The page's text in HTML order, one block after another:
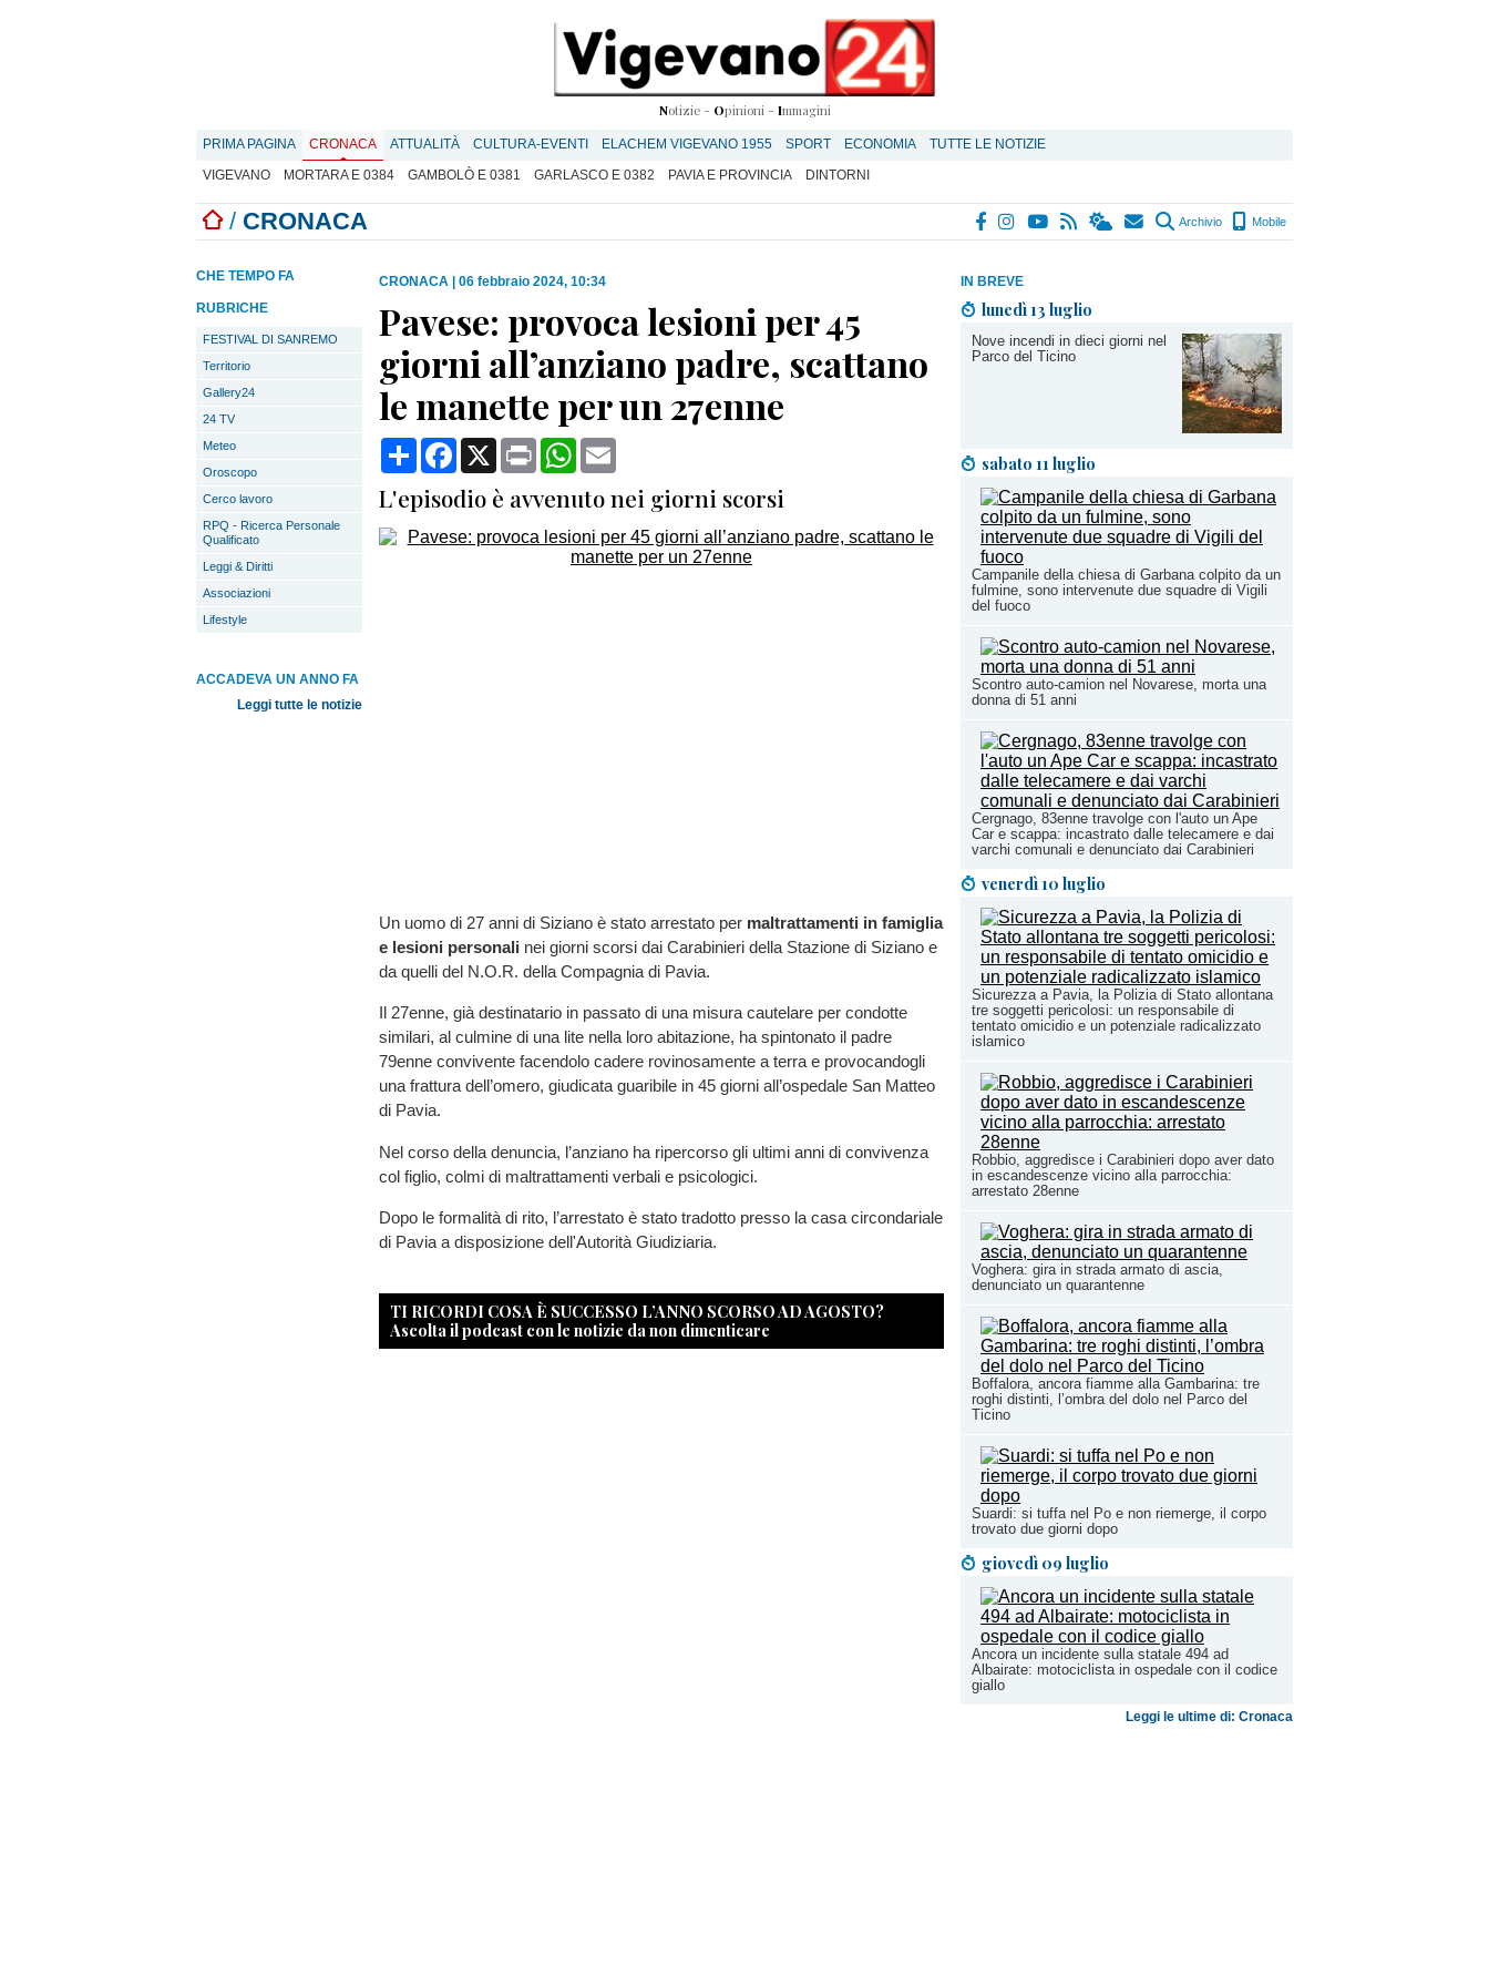
Notizie - Opinioni - Immagini
PRIMA PAGINA CRONACA ATTUALITÀ CULTURA-EVENTI ELACHEM VIGEVANO 1955 SPORT ECONOMIA
TUTTE LE NOTIZIE
VIGEVANO
MORTARA E 0384 GAMBOLÒ E 0381 GARLASCO E 0382 PAVIA E PROVINCIA DINTORNI
/ CRONACA Archivio Mobile
IN BREVE
lunedì 13 luglio
Nove incendi in dieci giorni nel
Parco del Ticino
sabato 11 luglio
Campanile della chiesa di Garbana colpito da un
fulmine, sono intervenute due squadre di Vigili
del fuoco
Scontro auto-camion nel Novarese, morta una
donna di 51 anni
Cergnago, 83enne travolge con l'auto un Ape
Car e scappa: incastrato dalle telecamere e dai
varchi comunali e denunciato dai Carabinieri
venerdì 10 luglio
Sicurezza a Pavia, la Polizia di Stato allontana
tre soggetti pericolosi: un responsabile di
tentato omicidio e un potenziale radicalizzato
islamico
Robbio, aggredisce i Carabinieri dopo aver dato
in escandescenze vicino alla parrocchia:
arrestato 28enne
Voghera: gira in strada armato di ascia,
denunciato un quarantenne
Boffalora, ancora fiamme alla Gambarina: tre
roghi distinti, l’ombra del dolo nel Parco del
Ticino
Suardi: si tuffa nel Po e non riemerge, il corpo
trovato due giorni dopo
giovedì 09 luglio
Ancora un incidente sulla statale 494 ad
Albairate: motociclista in ospedale con il codice
giallo
Leggi le ultime di: Cronaca
CHE TEMPO FA
RUBRICHE
FESTIVAL DI SANREMO
Territorio
Gallery24
24 TV
Meteo
Oroscopo
Cerco lavoro
RPQ - Ricerca Personale
Qualificato
Leggi & Diritti
Associazioni
Lifestyle
ACCADEVA UN ANNO FA
Leggi tutte le notizie
CRONACA 06 febbraio 2024, 10:34
Pavese: provoca lesioni per 45
giorni all’anziano padre, scattano
le manette per un 27enne
CondividiFacebook
X Print WhatsApp
L'episodio è avvenuto nei giorni scorsi
Un uomo di 27 anni di Siziano è stato arrestato per maltrattamenti in famiglia
e lesioni personali nei giorni scorsi dai Carabinieri della Stazione di Siziano e
da quelli del N.O.R. della Compagnia di Pavia.
Il 27enne, già destinatario in passato di una misura cautelare per condotte
similari, al culmine di una lite nella loro abitazione, ha spintonato il padre
79enne convivente facendolo cadere rovinosamente a terra e provocandogli
una frattura dell’omero, giudicata guaribile in 45 giorni all’ospedale San Matteo
di Pavia.
Nel corso della denuncia, l’anziano ha ripercorso gli ultimi anni di convivenza
col figlio, colmi di maltrattamenti verbali e psicologici.
Dopo le formalità di rito, l’arrestato è stato tradotto presso la casa circondariale
di Pavia a disposizione dell'Autorità Giudiziaria.
TI RICORDI COSA È SUCCESSO L’ANNO SCORSO AD AGOSTO?
Ascolta il podcast con le notizie da non dimenticare